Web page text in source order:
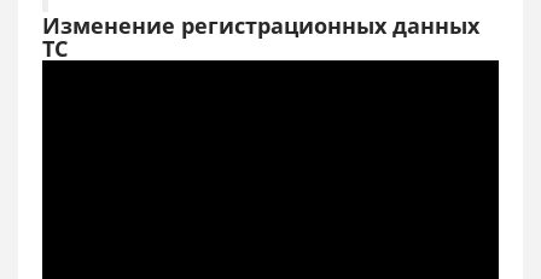
Изменение регистрационных данных
ТС